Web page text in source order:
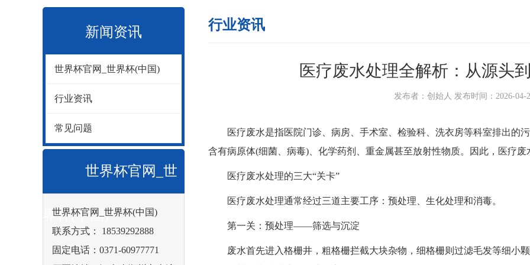
新闻资讯
世界杯官网_世界杯(中国)
行业资讯
常见问题
世界杯官网_世
界杯(中国)
世界杯官网_世界杯(中国)
联系方式： 18539292888
固定电话：0371-60977771
行业资讯
医疗废水处理全解析：从源头
发布者：创始人 发布时间：2026-04-
医疗废水是指医院门诊、病房、手术室、检验科、洗衣房等科室排出的
含有病原体(细菌、病毒)、化学药剂、重金属甚至放射性物质。因此，医疗
医疗废水处理的三大“关卡”
医疗废水处理通常经过三道主要工序：预处理、生化处理和消毒。
第一关：预处理——筛选与沉淀
废水首先进入格栅井，粗格栅拦截大块杂物，细格栅则过滤毛发等细小